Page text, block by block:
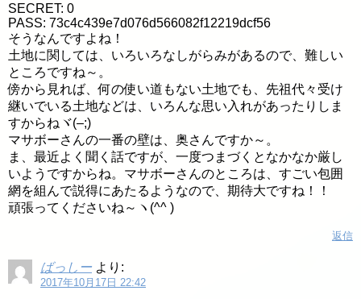
SECRET: 0
PASS: 73c4c439e7d076d566082f12219dcf56
そうなんですよね！
土地に関しては、いろいろなしがらみがあるので、難しい
ところですね～。
傍から見れば、何の使い道もない土地でも、先祖代々受け
継いでいる土地などは、いろんな思い入れがあったりしま
すからねヾ(–;)
マサボーさんの一番の壁は、奥さんですか～。
ま、最近よく聞く話ですが、一度つまづくとなかなか厳し
いようですからね。マサボーさんのところは、すごい包囲
網を組んで説得にあたるようなので、期待大ですね！！
頑張ってくださいね～ヽ(^^ )
返信
ばっしー より:
2017年10月17日 22:42